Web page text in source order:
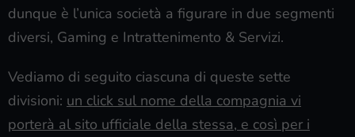
dunque è l’unica società a figurare in due segmenti
diversi, Gaming e Intrattenimento & Servizi.
Vediamo di seguito ciascuna di queste sette
divisioni: un click sul nome della compagnia vi
porterà al sito ufficiale della stessa, e così per i